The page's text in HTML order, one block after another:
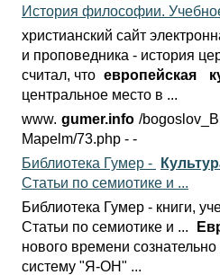
История философии.
христианский сайт
и проповедника - история
считал, что европейская
центральное место в ...
www. gumer.info /
Mapelm/73.php - -
Библиотека Гумер -
Статьи по семиотике и ...
Библиотека Гумер - книги,
Статьи по семиотике и ...
нового времени
систему "Я-ОН" ...